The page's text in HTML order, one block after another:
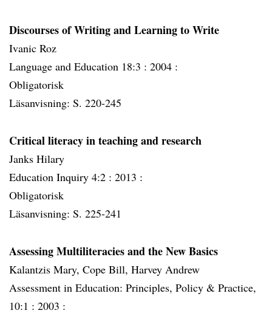
Discourses of Writing and Learning to Write
Ivanic Roz
Language and Education 18:3 : 2004 :
Obligatorisk
Läsanvisning: S. 220-245
Critical literacy in teaching and research
Janks Hilary
Education Inquiry 4:2 : 2013 :
Obligatorisk
Läsanvisning: S. 225-241
Assessing Multiliteracies and the New Basics
Kalantzis Mary, Cope Bill, Harvey Andrew
Assessment in Education: Principles, Policy & Practice,
10:1 : 2003 :